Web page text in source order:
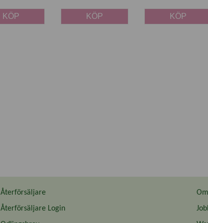
KÖP KÖP KÖP
Återförsäljare
Återförsäljare Login